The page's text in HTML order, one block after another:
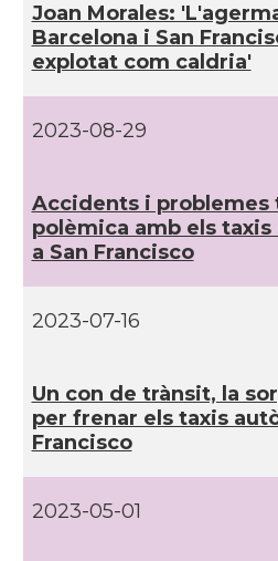
CAMON
Catalans
CAMON
CAMON
CAMON
CAMON Catalans
CAMON
CAMON
Joan Morales:
Barcelona i San
explotat com caldria'
2023-08-29
Accidents i problemes
polèmica amb els
a San Francisco
2023-07-16
Un con de trànsit, la
per frenar els taxis
Francisco
2023-05-01